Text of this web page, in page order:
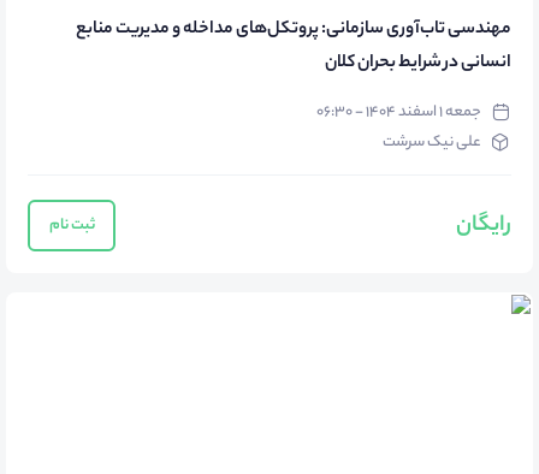
مهندسی تاب‌آوری سازمانی: پروتکل‌های مداخله و مدیریت منابع
انسانی در شرایط بحران کلان
جمعه ۱ اسفند ۱۴۰۴ - ۰۶:۳۰
علی نیک سرشت
رایگان ثبت نام